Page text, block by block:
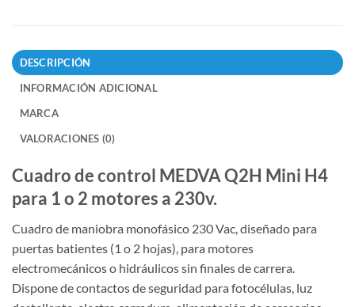
DESCRIPCIÓN
INFORMACIÓN ADICIONAL
MARCA
VALORACIONES (0)
Cuadro de control MEDVA Q2H Mini H4
para 1 o 2 motores a 230v.
Cuadro de maniobra monofásico 230 Vac, diseñado para
puertas batientes (1 o 2 hojas), para motores
electromecánicos o hidráulicos sin finales de carrera.
Dispone de contactos de seguridad para fotocélulas, luz